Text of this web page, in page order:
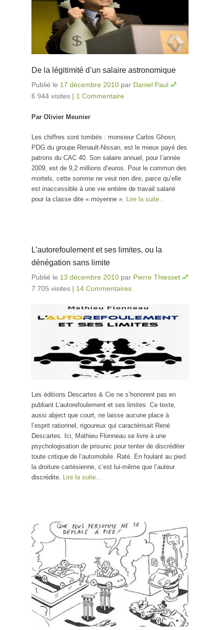
De la légitimité d’un salaire astronomique
Publié le 17 décembre 2010 par Daniel Paul
6 944 visites | 1 Commentaire
Par Olivier Meunier
Les chiffres sont tombés : monsieur Carlos Ghosn,
PDG du groupe Renault-Nissan, est le mieux payé des
patrons du CAC 40. Son salaire annuel, pour l’année
2009, est de 9,2 millions d’euros. Pour le commun des
mortels, cette somme ne veut rien dire, parce qu’elle
est inaccessible à une vie entière de travail salarié
pour la classe dite « moyenne ». Lire la suite…
L’autorefoulement et ses limites, ou la
dénégation sans limite
Publié le 13 décembre 2010 par Pierre Thiesset
7 705 visites | 14 Commentaires
Les éditions Descartes & Cie ne s’honorent pas en
publiant L’autorefoulement et ses limites. Ce texte,
aussi abject que court, ne laisse aucune place à
l’esprit rationnel, rigoureux qui caractérisait René
Descartes. Ici, Mathieu Flonneau se livre à une
psychologisation de prisunic pour tenter de discréditer
toute critique de l’automobile. Raté. En foulant au pied
la droiture cartésienne, c’est lui-même que l’auteur
discrédite.
Lire la suite…